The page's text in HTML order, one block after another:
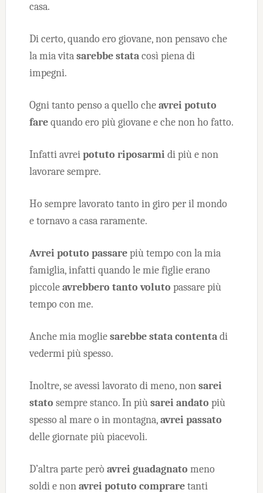
casa.
Di certo, quando ero giovane, non pensavo che
la mia vitasarebbe statacosì piena di
impegni.
Ogni tanto penso a quello cheavrei potuto
farequando ero più giovane e che non ho fatto.
Infatti avreipotuto riposarmidi più e non
lavorare sempre.
Ho sempre lavorato tanto in giro per il mondo
e tornavo a casa raramente.
Avrei potuto passarepiù tempo con la mia
famiglia, infatti quando le mie figlie erano
piccoleavrebbero tanto voluto passare più
tempo con me.
Anche mia mogliesarebbe stata contentadi
vedermi più spesso.
Inoltre, se avessi lavorato di meno, nonsarei
stato sempre stanco. In piùsarei andato più
spesso al mare o in montagna,avrei passato
delle giornate più piacevoli.
D’altra parte però avrei guadagnato meno
soldi e nonavrei potuto compraretanti